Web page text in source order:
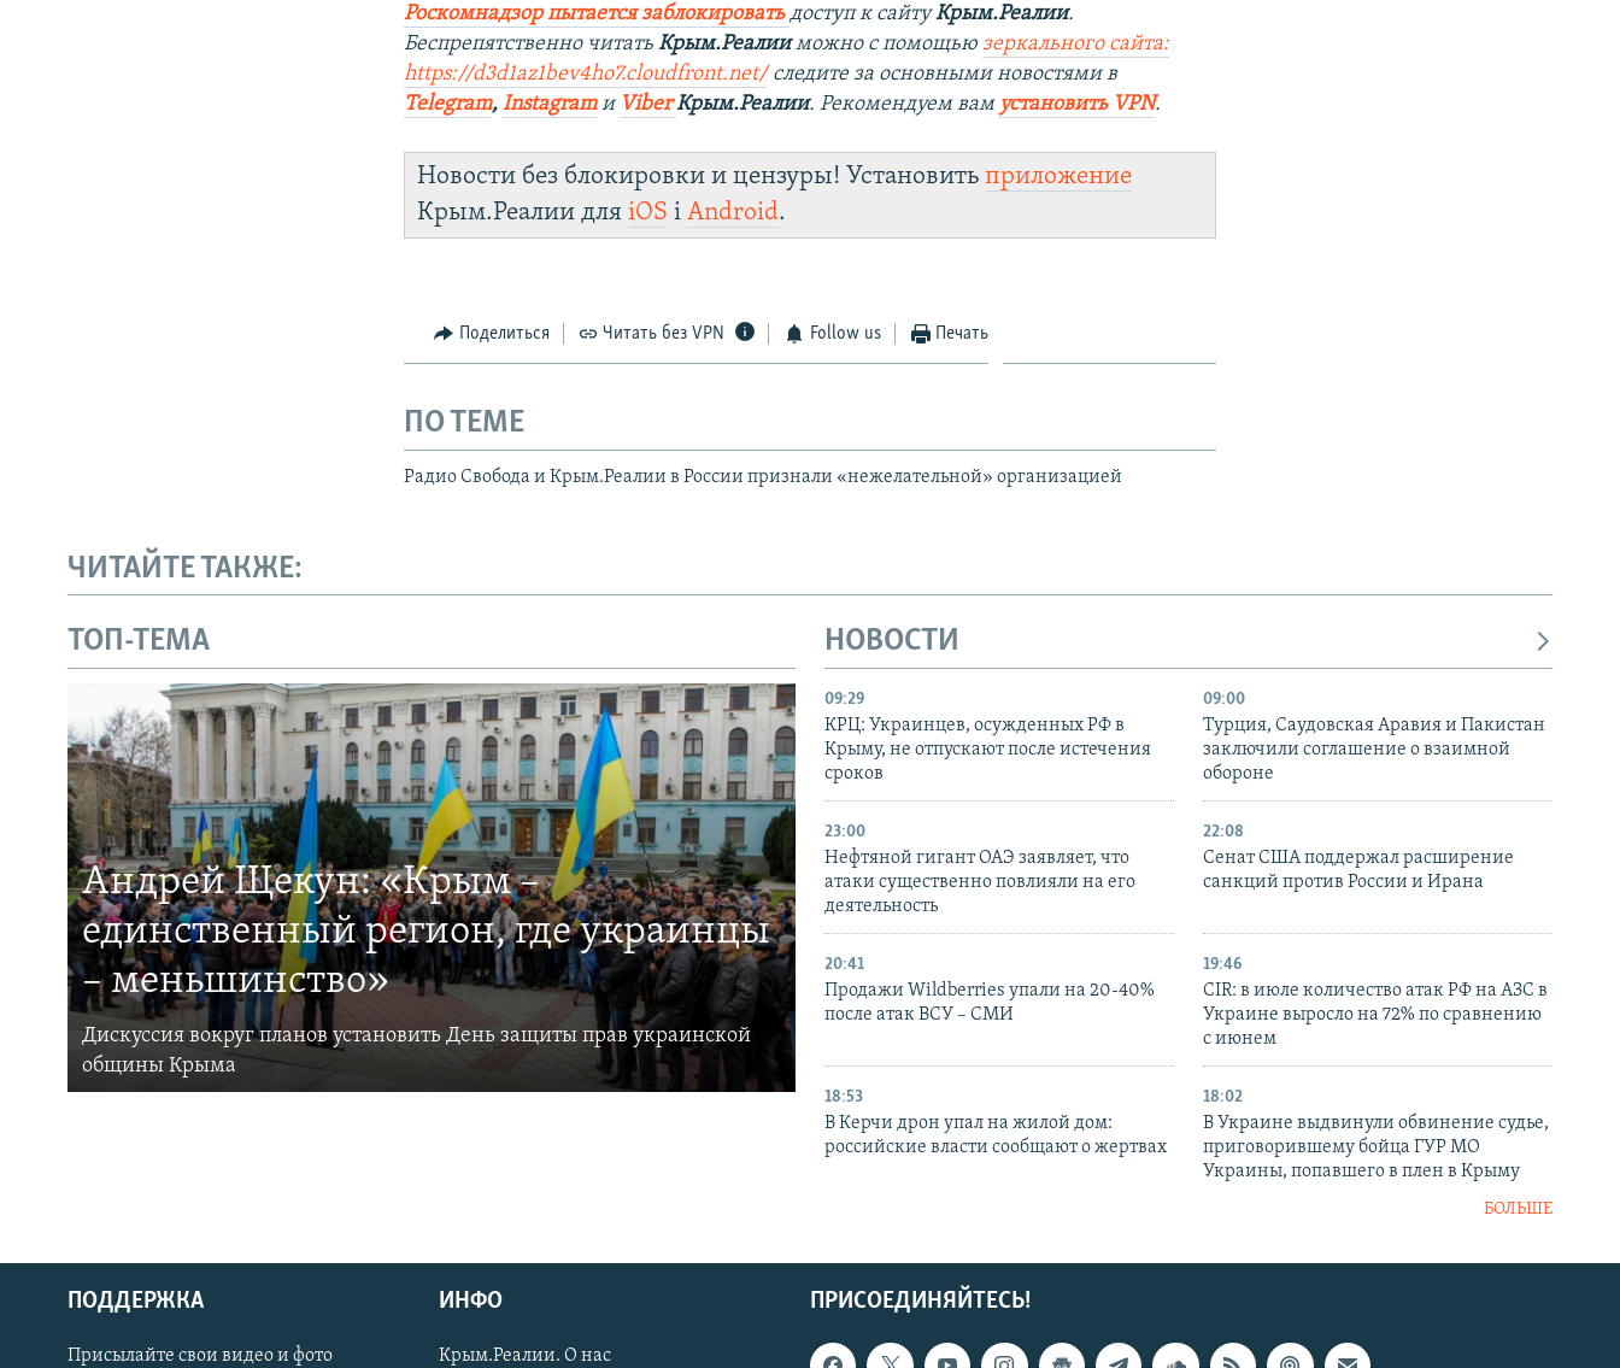
Українською
Роскомнадзор пытается заблокировать доступ к сайтуКрым.Реалии.
Беспрепятственно читатьКрым.Реалииможно с помощьюзеркального сайта:
https://d3d1az1bev4ho7.cloudfront.net/ следите за основными новостями в
Telegram,Instagramи Viber Крым.Реалии. Рекомендуем вам установить VPN.
Новости без блокировки и цензуры! Установитьприложение
Крым.Реалии дляiOS іAndroid.
Поделиться Читать без VPN Follow us Печать
ПО ТЕМЕ
Радио Свобода и Крым.Реалии в России признали «нежелательной» организацией
ЧИТАЙТЕ ТАКЖЕ:
ТОП-ТЕМА
Андрей Щекун: «Крым –
единственный регион, где украинцы
– меньшинство»
Дискуссия вокруг планов установить День защиты прав украинской
общины Крыма
НОВОСТИ
09:29
КРЦ: Украинцев, осужденных РФ в
Крыму, не отпускают после истечения
сроков
09:00
Турция, Саудовская Аравия и Пакистан
заключили соглашение о взаимной
обороне
23:00
Нефтяной гигант ОАЭ заявляет, что
атаки существенно повлияли на его
деятельность
22:08
Сенат США поддержал расширение
санкций против России и Ирана
20:41
Продажи Wildberries упали на 20-40%
после атак ВСУ – СМИ
19:46
CIR: в июле количество атак РФ на АЗС в
Украине выросло на 72% по сравнению
с июнем
18:53
В Керчи дрон упал на жилой дом:
российские власти сообщают о жертвах
18:02
В Украине выдвинули обвинение судье,
приговорившему бойца ГУР МО
Украины, попавшего в плен в Крыму
БОЛЬШЕ
ПРИСОЕДИНЯЙТЕСЬ!
ПОДДЕРЖКА
Присылайте свои видео и фото
ИНФО
Крым.Реалии. О нас